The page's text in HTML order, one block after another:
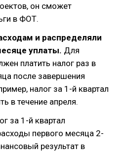
он сможет
в ФОТ.
и распределяли
уплаты. Для
платить налог раз в
после завершения
налог за 1-й квартал
в течение апреля.
за 1-й квартал
первого месяца 2-
результат в